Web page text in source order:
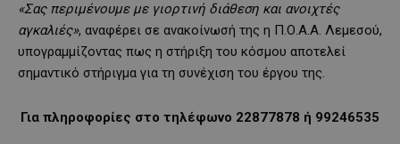
«Σας περιμένουμε με γιορτινή διάθεση και ανοιχτές
αγκαλιές», αναφέρει σε ανακοίνωσή της η Π.Ο.Α.Α. Λεμεσού,
υπογραμμίζοντας πως η στήριξη του κόσμου αποτελεί
σημαντικό στήριγμα για τη συνέχιση του έργου της.
Για πληροφορίες στο τηλέφωνο 22877878 ή 99246535